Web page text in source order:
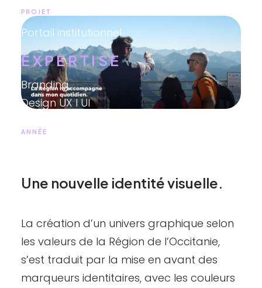
PROJET
Portail institutionnel
EXPERTISE
Branding,
Design UX I UI
ANNÉE
Une nouvelle identité visuelle.
La création d’un univers graphique selon
les valeurs de la Région de l’Occitanie,
s’est traduit par la mise en avant des
marqueurs identitaires, avec les couleurs